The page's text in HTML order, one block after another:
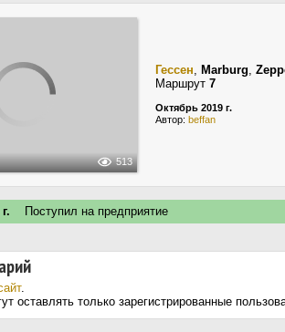
513
Гессен, Marburg,
Маршрут 7
Октябрь 2019 г.
Автор: beffan
Поступил на предприятие
.
оставлять только зарегистрированные